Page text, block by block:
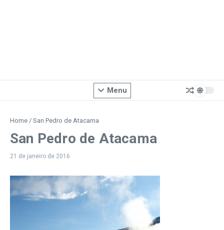
Menu
Home / San Pedro de Atacama
San Pedro de Atacama
21 de janeiro de 2016